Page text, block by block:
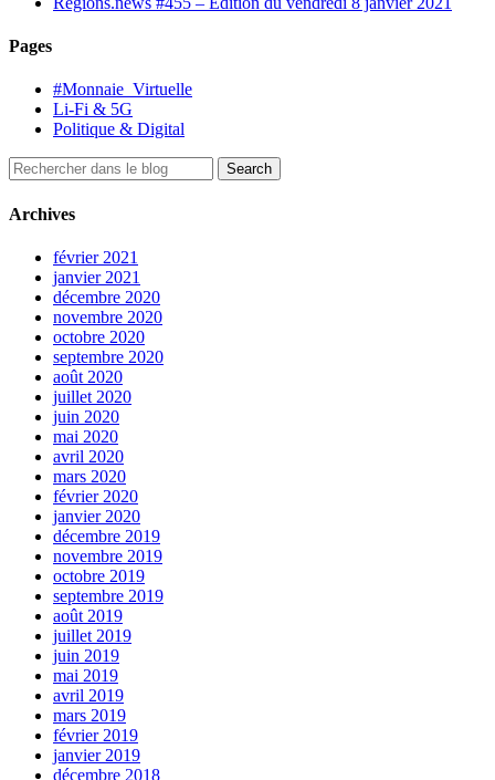
Pages
#Monnaie_Virtuelle
Li-Fi & 5G
Politique & Digital
Archives
février 2021
janvier 2021
décembre 2020
novembre 2020
octobre 2020
septembre 2020
août 2020
juillet 2020
juin 2020
mai 2020
avril 2020
mars 2020
février 2020
janvier 2020
décembre 2019
novembre 2019
octobre 2019
septembre 2019
août 2019
juillet 2019
juin 2019
mai 2019
avril 2019
mars 2019
février 2019
janvier 2019
décembre 2018